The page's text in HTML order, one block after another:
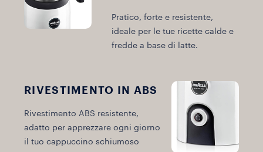
Pratico, forte e resistente,
ideale per le tue ricette calde e
fredde a base di latte.
RIVESTIMENTO IN ABS
Rivestimento ABS resistente,
adatto per apprezzare ogni giorno
il tuo cappuccino schiumoso